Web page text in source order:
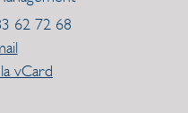
62 72 68
vCard